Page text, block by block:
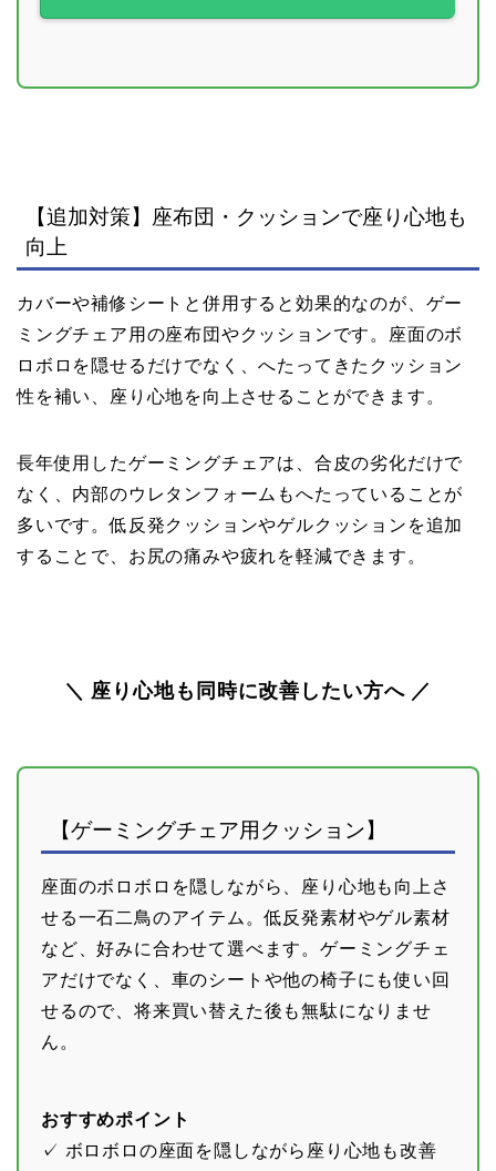
【追加対策】座布団・クッションで座り心地も
向上
カバーや補修シートと併用すると効果的なのが、ゲー
ミングチェア用の座布団やクッションです。座面のボ
ロボロを隠せるだけでなく、へたってきたクッション
性を補い、座り心地を向上させることができます。
長年使用したゲーミングチェアは、合皮の劣化だけで
なく、内部のウレタンフォームもへたっていることが
多いです。低反発クッションやゲルクッションを追加
することで、お尻の痛みや疲れを軽減できます。
＼ 座り心地も同時に改善したい方へ ／
【ゲーミングチェア用クッション】
座面のボロボロを隠しながら、座り心地も向上さ
せる一石二鳥のアイテム。低反発素材やゲル素材
など、好みに合わせて選べます。ゲーミングチェ
アだけでなく、車のシートや他の椅子にも使い回
せるので、将来買い替えた後も無駄になりませ
ん。
おすすめポイント
✓ ボロボロの座面を隠しながら座り心地も改善